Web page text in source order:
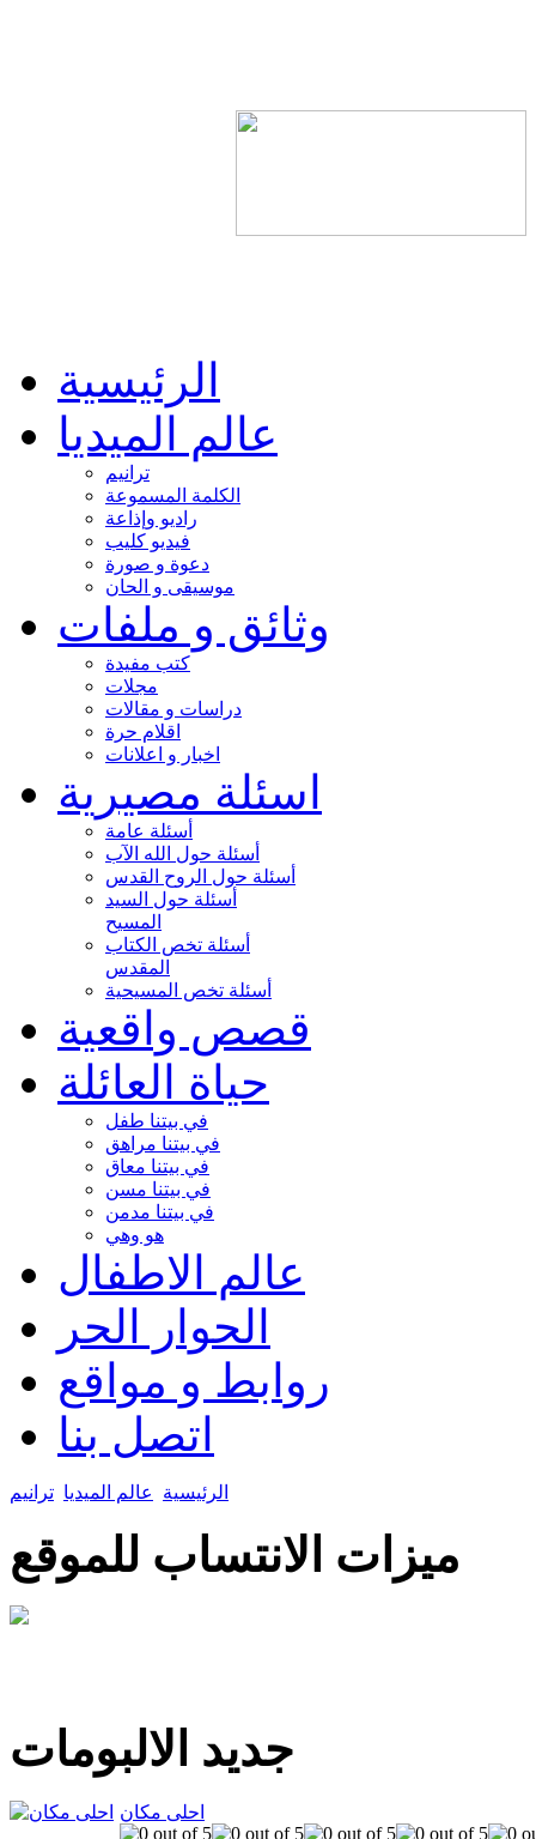
الرئيسية
عالم الميديا
ترانيم
الكلمة المسموعة
راديو وإذاعة
فيديو كليب
دعوة و صورة
موسيقى و الحان
وثائق و ملفات
كتب مفيدة
مجلات
دراسات و مقالات
اقلام حرة
اخبار و اعلانات
اسئلة مصيرية
أسئلة عامة
أسئلة حول الله الآب
أسئلة حول الروح القدس
أسئلة حول السيد
المسيح
أسئلة تخص الكتاب
المقدس
أسئلة تخص المسيحية
قصص واقعية
حياة العائلة
في بيتنا طفل
في بيتنا مراهق
في بيتنا معاق
في بيتنا مسن
في بيتنا مدمن
هو وهي
عالم الاطفال
الحوار الحر
روابط و مواقع
اتصل بنا
الرئيسية عالم الميديا ترانيم
ميزات الانتساب للموقع
جديد الالبومات
احلى مكان